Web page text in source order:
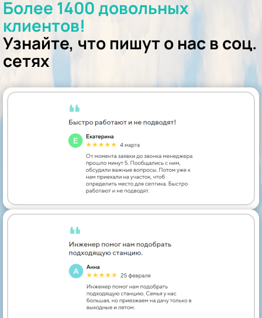
Более 1400 довольных
клиентов!
Узнайте, что пишут о нас в соц.
сетях